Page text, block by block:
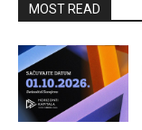
MOST READ